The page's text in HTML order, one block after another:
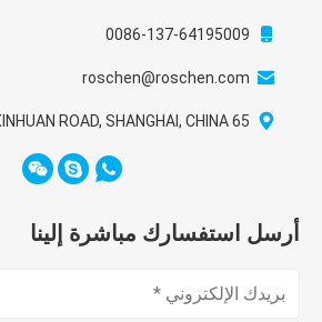
0086-137-64195009
roschen@roschen.com
65 EAST XINHUAN ROAD, SHANGHAI, CHINA
أرسل استفسارك مباشرة إلينا